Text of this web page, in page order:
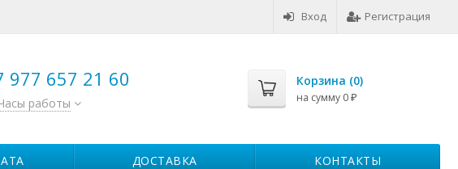
Вход Регистрация
977 657 21 60
работы
Корзина (0)
на сумму 0 ₽
ДОСТАВКА КОНТАКТЫ